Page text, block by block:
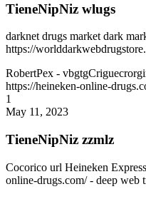
TieneNipNiz wlugs
darknet drugs market dark
https://
RobertPex -
https://heineken-online-
1
May 11, 2023
TieneNipNiz zzmlz
Cocorico url Heineken
online-drugs.com/ - deep web